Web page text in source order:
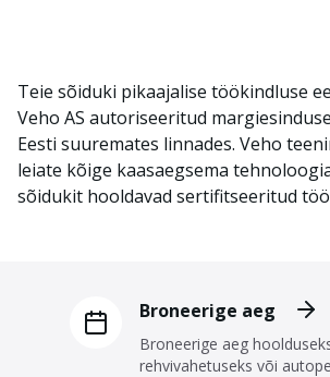
Teie sõiduki pikaajalise töökindluse
Veho AS autoriseeritud
Eesti suuremates linnades. Veho
leiate kõige kaasaegsema
sõidukit hooldavad sertifitseeritud
Broneerige aeg
Broneerige aeg hooldus
rehvivahetuseks või